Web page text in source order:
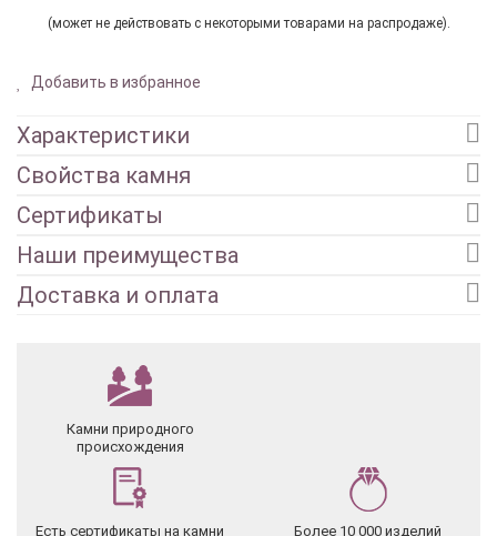
(может не действовать с некоторыми товарами на распродаже).
Добавить в избранное
Характеристики
Свойства камня
Сертификаты
Наши преимущества
Доставка и оплата
Камни природного
происхождения
Есть сертификаты на камни
Более 10 000 изделий